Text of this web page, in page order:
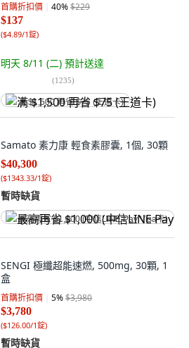
首購折扣價 40%$229
$137
($4.89/1錠)
明天 8/11 (二) 預計送達
(1235)
满 $1,500 再省 $75 (王道卡)
Samato 素力康 輕食素膠囊, 1個, 30顆
$40,300
($1343.33/1錠)
暫時缺貨
最高再省 $1,000 (中信LINE Pay Visa卡)
SENGI 極纖超能速燃, 500mg, 30顆, 1
盒
首購折扣價 5%$3,980
$3,780
($126.00/1錠)
暫時缺貨